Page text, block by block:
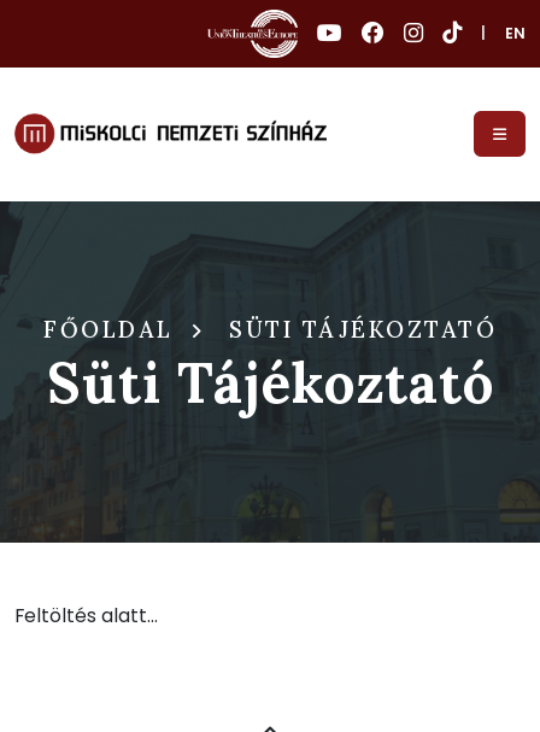
EN
FŐOLDAL SÜTI TÁJÉKOZTATÓ
Süti Tájékoztató
Feltöltés alatt...